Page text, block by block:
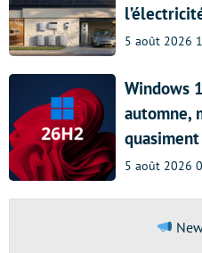
5 août 2026
Windows
automne,
5 août 2026